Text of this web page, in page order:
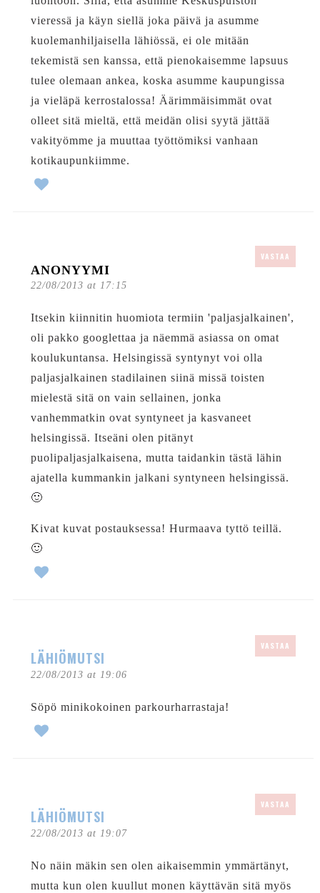
vieressä ja käyn siellä joka päivä ja asumme
kuolemanhiljaisella lähiössä, ei ole mitään
tekemistä sen kanssa, että pienokaisemme lapsuus
tulee olemaan ankea, koska asumme kaupungissa
ja vieläpä kerrostalossa! Äärimmäisimmät ovat
olleet sitä mieltä, että meidän olisi syytä jättää
vakityömme ja muuttaa työttömiksi vanhaan
kotikaupunkiimme.
ANONYYMI
22/08/2013 at 17:15
VASTAA
Itsekin kiinnitin huomiota termiin 'paljasjalkainen',
oli pakko googlettaa ja näemmä asiassa on omat
koulukuntansa. Helsingissä syntynyt voi olla
paljasjalkainen stadilainen siinä missä toisten
mielestä sitä on vain sellainen, jonka
vanhemmatkin ovat syntyneet ja kasvaneet
helsingissä. Itseäni olen pitänyt
puolipaljasjalkaisena, mutta taidankin tästä lähin
ajatella kummankin jalkani syntyneen helsingissä.
🙂
Kivat kuvat postauksessa! Hurmaava tyttö teillä.
🙂
LÄHIÖMUTSI
22/08/2013 at 19:06
VASTAA
Söpö minikokoinen parkourharrastaja!
LÄHIÖMUTSI
22/08/2013 at 19:07
VASTAA
No näin mäkin sen olen aikaisemmin ymmärtänyt,
mutta kun olen kuullut monen käyttävän sitä myös